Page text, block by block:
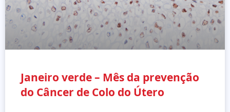
Janeiro verde – Mês da prevenção
do Câncer de Colo do Útero